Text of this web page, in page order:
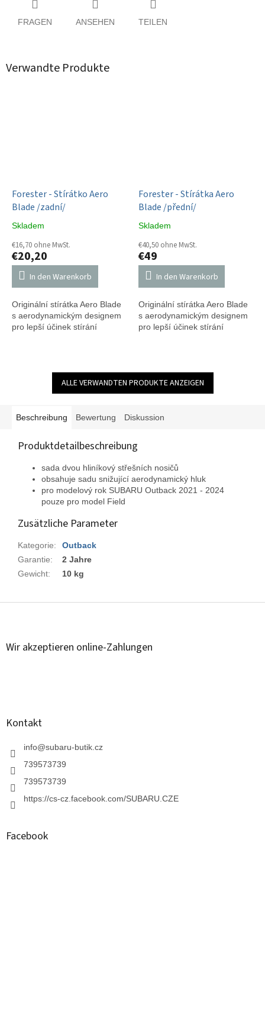
FRAGEN ANSEHEN TEILEN
Verwandte Produkte
Forester - Stírátko Aero
Blade /zadní/
Skladem
€16,70 ohne MwSt.
€20,20
In den Warenkorb
Originální stírátka Aero Blade
s aerodynamickým designem
pro lepší účinek stírání
Forester - Stírátka Aero
Blade /přední/
Skladem
€40,50 ohne MwSt.
€49
In den Warenkorb
Originální stírátka Aero Blade
s aerodynamickým designem
pro lepší účinek stírání
ALLE VERWANDTEN PRODUKTE ANZEIGEN
Beschreibung Bewertung Diskussion
Produktdetailbeschreibung
sada dvou hliníkový střešních nosičů
obsahuje sadu snižující aerodynamický hluk
pro modelový rok SUBARU Outback 2021 - 2024
pouze pro model Field
Zusätzliche Parameter
Kategorie:
Outback
Garantie:
2 Jahre
Gewicht: 10 kg
F
Wir akzeptieren online-Zahlungen
Kontakt
info@subaru-butik.cz
739573739
739573739
https://cs-cz.facebook.com/SUBARU.CZE
Facebook